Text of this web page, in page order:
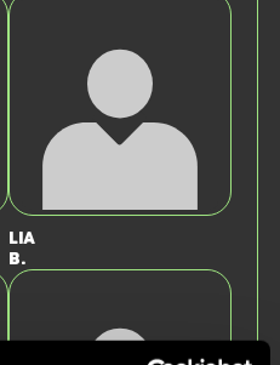
Lia
B.